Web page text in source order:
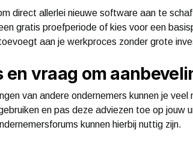
direct allerlei nieuwe software aan te
gratis proefperiode of kies voor een
aan je werkproces zonder grote
en vraag om
van andere ondernemers kunnen je
en pas deze adviezen toe op jouw
kunnen hierbij nuttig zijn.